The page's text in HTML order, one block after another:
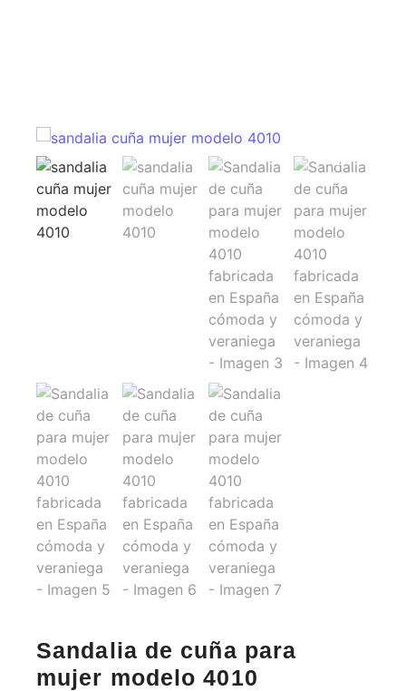
Sandalia de cuña para
mujer modelo 4010